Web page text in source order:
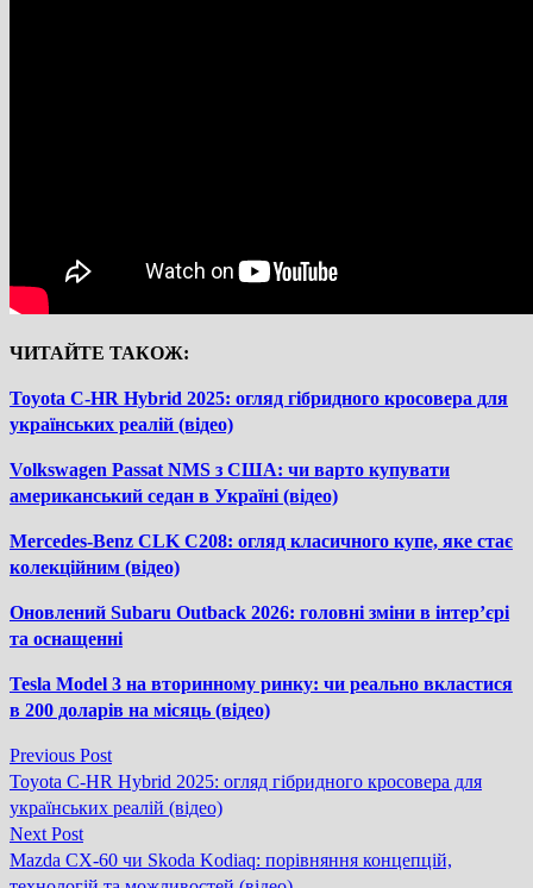
ЧИТАЙТЕ ТАКОЖ:
Toyota C-HR Hybrid 2025: огляд гібридного кросовера для
українських реалій (відео)
Volkswagen Passat NMS з США: чи варто купувати
американський седан в Україні (відео)
Mercedes-Benz CLK C208: огляд класичного купе, яке стає
колекційним (відео)
Оновлений Subaru Outback 2026: головні зміни в інтер’єрі
та оснащенні
Tesla Model 3 на вторинному ринку: чи реально вкластися
в 200 доларів на місяць (відео)
Навігація
записів
Previous PostPrevious
post:
Toyota C-HR Hybrid 2025: огляд гібридного кросовера для
українських реалій (відео)
Next PostNext
post:
Mazda CX-60 чи Skoda Kodiaq: порівняння концепцій,